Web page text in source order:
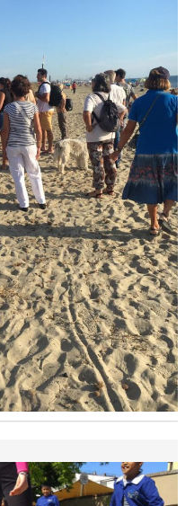
possono fare le
il bilancio della stagione